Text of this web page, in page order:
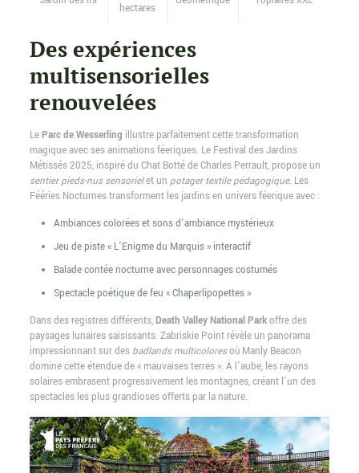
hectares
Des expériences
multisensorielles
renouvelées
LeParc de Wesserling illustre parfaitement cette transformation
magique avec ses animations féeriques. Le Festival des Jardins
Métissés 2025, inspiré du Chat Botté de Charles Perrault, propose un
sentier pieds-nus sensorielet un potager textile pédagogique. Les
Fééries Nocturnes transforment les jardins en univers féerique avec :
Ambiances colorées et sons d’ambiance mystérieux
Jeu de piste « L’Enigme du Marquis » interactif
Balade contée nocturne avec personnages costumés
Spectacle poétique de feu « Chaperlipopettes »
Dans des registres différents,Death Valley National Parkoffre des
paysages lunaires saisissants. Zabriskie Point révèle un panorama
impressionnant sur des badlands multicoloresoù Manly Beacon
domine cette étendue de « mauvaises terres ». À l’aube, les rayons
solaires embrasent progressivement les montagnes, créant l’un des
spectacles les plus grandioses offerts par la nature.